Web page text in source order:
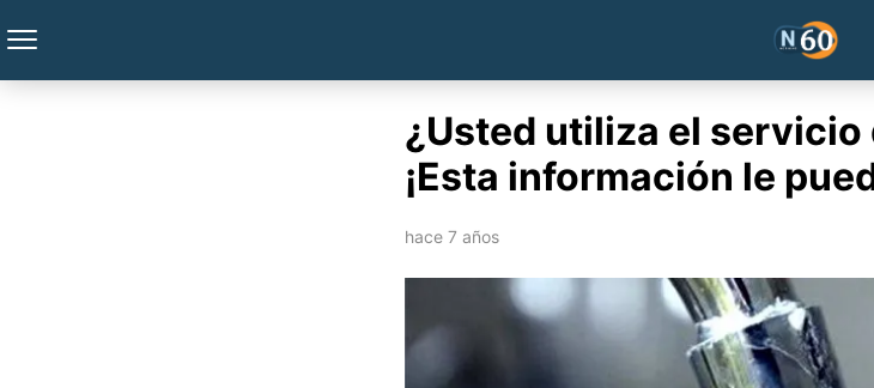
¿Usted utiliza el servicio
¡Esta información le
hace 7 años